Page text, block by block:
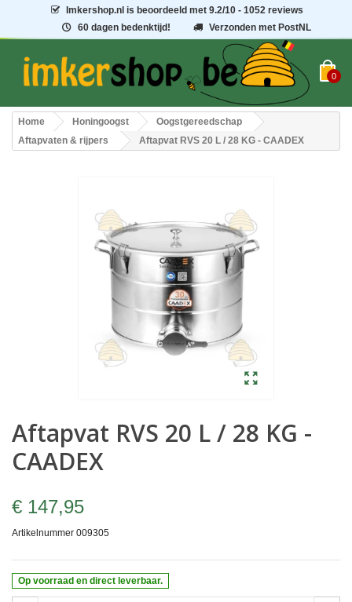
Imkershop.nl is beoordeeld met9.2/10 - 1052 reviews
60 dagen bedenktijd!
Verzonden met PostNL
0
Home Honingoogst
Oogstgereedschap
Aftapvaten & rijpers
Aftapvat RVS 20 L / 28 KG - CAADEX
Aftapvat RVS 20 L / 28 KG -
CAADEX
€ 147,95
Artikelnummer 009305
Op voorraad en direct leverbaar.